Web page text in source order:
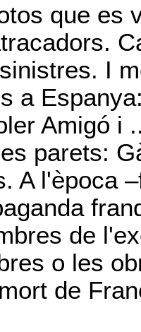
que es
I
a
Amigó i
parets:
A l'època
de
o les
de